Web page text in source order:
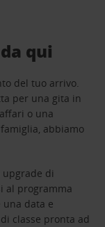
qui
del tuo arrivo.
per una gita in
o una
abbiamo
di
al programma
una data e
classe pronta ad